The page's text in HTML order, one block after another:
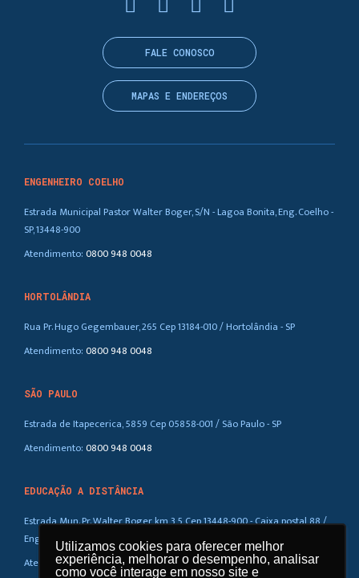
Utilizamos cookies para oferecer melhor
experiência, melhorar o desempenho, analisar
como você interage em nosso site e
Utilizamos cookies para oferecer melhor
experiência, melhorar o desempenho, analisar
como você interage em nosso site e
ENGENHEIRO COELHO
Estrada Municipal Pastor Walter Boger, S/N - Lagoa Bonita, Eng. Coelho -
SP, 13448-900
Atendimento:0800 948 0048
HORTOLÂNDIA
Rua Pr. Hugo Gegembauer, 265 Cep 13184-010 / Hortolândia - SP
Atendimento:0800 948 0048
SÃO PAULO
Estrada de Itapecerica, 5859 Cep 05858-001 / São Paulo - SP
Atendimento:0800 948 0048
EDUCAÇÃO A DISTÂNCIA
Estrada Mun. Pr. Walter Boger, km 3,5 Cep 13448-900 - Caixa postal 88 /
Eng. Coelho – SP
Atendimento:0800 948 0048
FALE CONOSCO
MAPAS E ENDEREÇOS